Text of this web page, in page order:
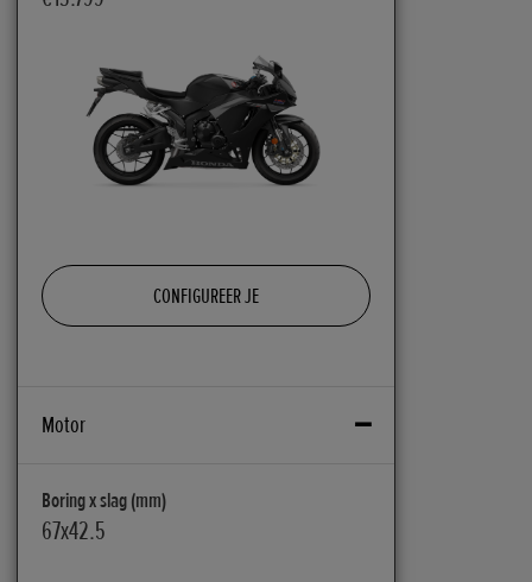
CONFIGUREER JE
Motor
Boring x slag (mm)
67x42.5